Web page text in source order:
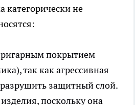
категорически не
покрытием
так как агрессивная
защитный слой.
поскольку она